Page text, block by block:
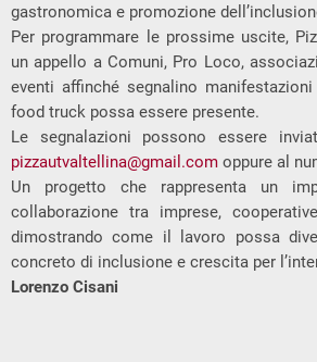
gastronomica e promozione
Per programmare le prossime uscite,
un appello a Comuni, Pro Loco,
eventi affinché segnalino
food truck possa essere presente.
Le segnalazioni possono essere
pizzautvaltellina@gmail.com oppure al
Un progetto che rappresenta un
collaborazione tra imprese,
dimostrando come il lavoro possa
concreto di inclusione e crescita per
Lorenzo Cisani